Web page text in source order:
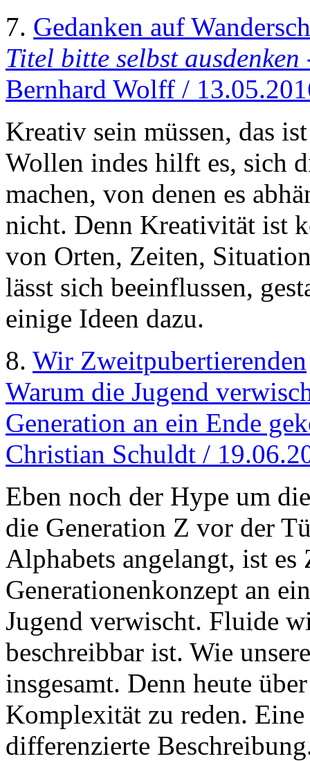
7. Gedanken auf
Titel bitte selbst ausdenken
Bernhard Wolff /
Kreativ sein müssen, das
Wollen indes hilft es, sich
machen, von denen es
nicht. Denn Kreativität ist
von Orten, Zeiten,
lässt sich beeinflussen,
einige Ideen dazu.
8. Wir Zweitpubertierenden
Warum die Jugend
Generation an ein Ende
Christian Schuldt /
Eben noch der Hype um
die Generation Z vor der
Alphabets angelangt, ist es
Generationenkonzept an
Jugend verwischt. Fluide
beschreibbar ist. Wie
insgesamt. Denn heute
Komplexität zu reden.
differenzierte